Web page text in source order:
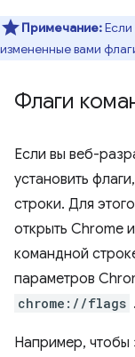
Примечание:Если
измененные вами
Флаги
Если вы веб-
установить
строки. Для
открыть Chrome
командной
параметров
chrome://flags .
Например, чтобы